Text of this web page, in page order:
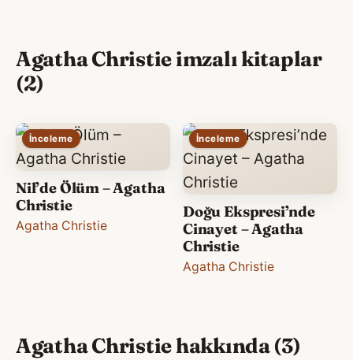
Agatha Christie imzalı kitaplar
(2)
İnceleme
Nil’de Ölüm – Agatha
Christie
Agatha Christie
İnceleme
Doğu Ekspresi’nde
Cinayet – Agatha
Christie
Agatha Christie
Agatha Christie hakkında (3)